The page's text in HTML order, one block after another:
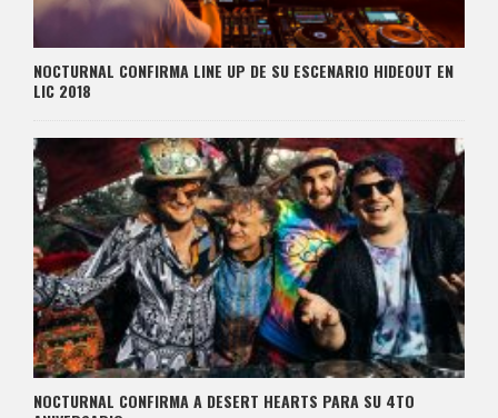
NOCTURNAL CONFIRMA LINE UP DE SU ESCENARIO HIDEOUT EN
LIC 2018
NOCTURNAL CONFIRMA A DESERT HEARTS PARA SU 4TO